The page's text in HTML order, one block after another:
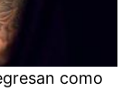
como